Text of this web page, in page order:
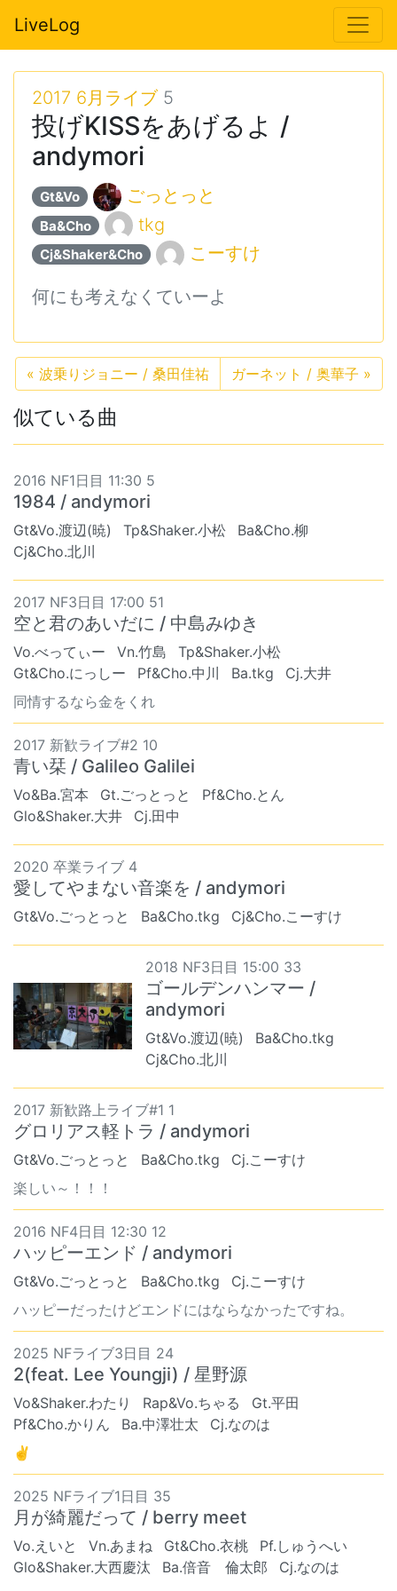
LiveLog
2017 6月ライブ5
投げKISSをあげるよ /
andymori
Gt&Vo ごっとっと
Ba&Cho tkg
Cj&Shaker&Cho こーすけ
何にも考えなくていーよ
« 波乗りジョニー / 桑田佳祐 ガーネット / 奥華子 »
似ている曲
2016 NF1日目 11:30 5
1984 / andymori
Gt&Vo.渡辺(暁) Tp&Shaker.小松
Ba&Cho.柳
Cj&Cho.北川
2017 NF3日目 17:00 51
空と君のあいだに / 中島みゆき
Vo.べってぃー Vn.竹島
Tp&Shaker.小松
Gt&Cho.にっしー
Pf&Cho.中川 Ba.tkg
Cj.大井
同情するなら金をくれ
2017 新歓ライブ#2 10
青い栞 / Galileo Galilei
Vo&Ba.宮本 Gt.ごっとっと
Pf&Cho.とん
Glo&Shaker.大井
Cj.田中
2020 卒業ライブ 4
愛してやまない音楽を / andymori
Gt&Vo.ごっとっと Ba&Cho.tkg Cj&Cho.こーすけ
2018 NF3日目 15:00 33
ゴールデンハンマー /
andymori
Gt&Vo.渡辺(暁)
Ba&Cho.tkg
Cj&Cho.北川
2017 新歓路上ライブ#1 1
グロリアス軽トラ / andymori
Gt&Vo.ごっとっと Ba&Cho.tkg
Cj.こーすけ
楽しい～！！！
2016 NF4日目 12:30 12
ハッピーエンド / andymori
Gt&Vo.ごっとっと Ba&Cho.tkg
Cj.こーすけ
ハッピーだったけどエンドにはならなかったですね。
2025 NFライブ3日目 24
2(feat. Lee Youngji) / 星野源
Vo&Shaker.わたり Rap&Vo.ちゃる
Gt.平田
Pf&Cho.かりん
Ba.中澤壮太
Cj.なのは
✌
2025 NFライブ1日目 35
月が綺麗だって / berry meet
Vo.えいと Vn.あまね Gt&Cho.衣桃
Pf.しゅうへい
Glo&Shaker.大西慶汰
Ba.倍音 倫太郎 Cj.なのは